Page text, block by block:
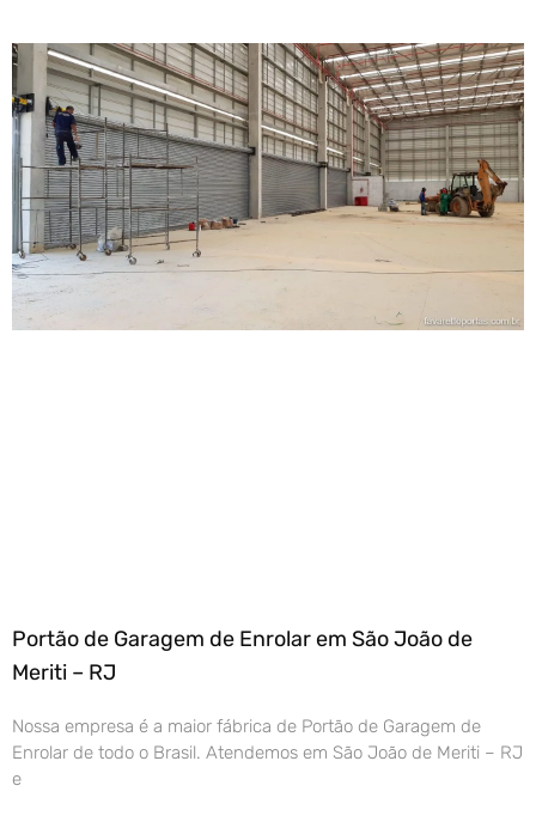
Portão de Garagem de Enrolar em São João de
Meriti – RJ
Nossa empresa é a maior fábrica de Portão de Garagem de
Enrolar de todo o Brasil. Atendemos em São João de Meriti – RJ
e